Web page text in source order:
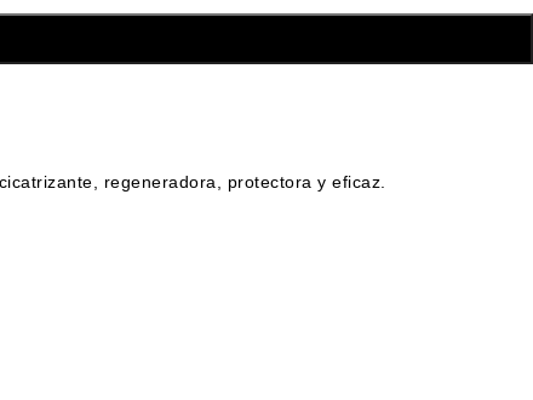
regeneradora, protectora y eficaz.